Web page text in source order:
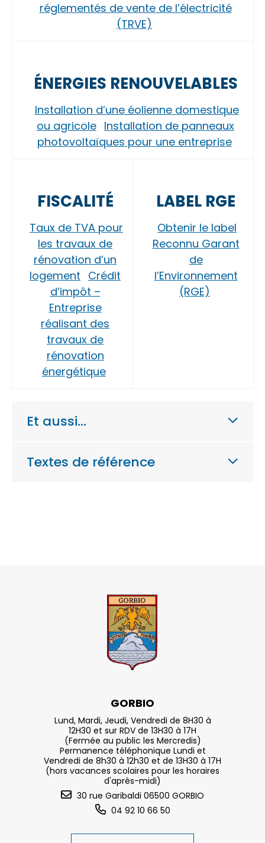
réglementés de vente de l’électricité
(TRVE)
ÉNERGIES RENOUVELABLES
Installation d’une éolienne domestique
ou agricole Installation de panneaux
photovoltaïques pour une entreprise
FISCALITÉ
Taux de TVA pour
les travaux de
rénovation d’un
logement Crédit
d’impôt –
Entreprise
réalisant des
travaux de
rénovation
énergétique
LABEL RGE
Obtenir le label
Reconnu Garant
de
l’Environnement
(RGE)
Et aussi…
Textes de référence
GORBIO
Lund, Mardi, Jeudi, Vendredi de 8H30 à
12H30 et sur RDV de 13H30 à 17H
(Fermée au public les Mercredis)
Permanence téléphonique Lundi et
Vendredi de 8h30 à 12h30 et de 13H30 à 17H
(hors vacances scolaires pour les horaires
d'après-midi)
30 rue Garibaldi 06500 GORBIO
04 92 10 66 50